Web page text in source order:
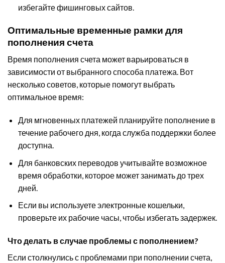
избегайте фишинговых сайтов.
Оптимальные временные рамки для
пополнения счета
Время пополнения счета может варьироваться в
зависимости от выбранного способа платежа. Вот
несколько советов, которые помогут выбрать
оптимальное время:
Для мгновенных платежей планируйте пополнение в
течение рабочего дня, когда служба поддержки более
доступна.
Для банковских переводов учитывайте возможное
время обработки, которое может занимать до трех
дней.
Если вы используете электронные кошельки,
проверьте их рабочие часы, чтобы избегать задержек.
Что делать в случае проблемы с пополнением?
Если столкнулись с проблемами при пополнении счета,